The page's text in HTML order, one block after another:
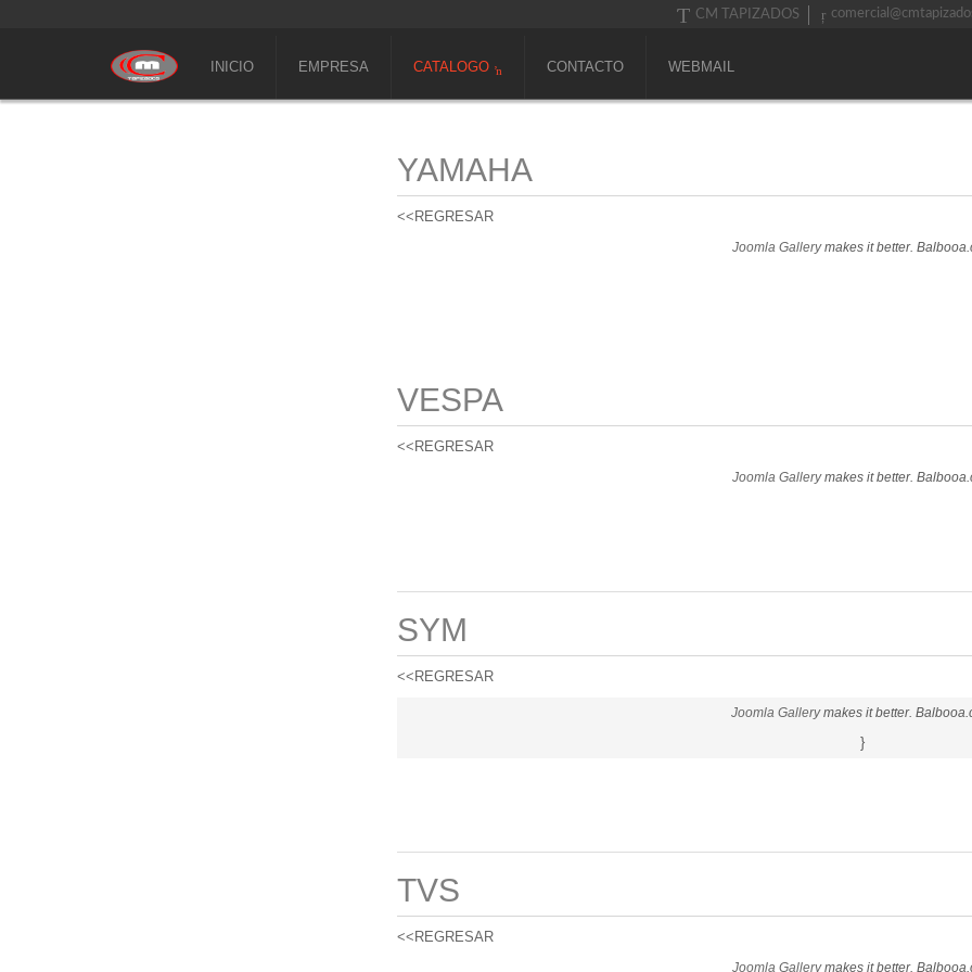
CM TAPIZADOS
INICIO EMPRESA CATALOGO CONTACTO WEBMAIL
YAMAHA
<<REGRESAR
Joomla Gallerymakes it better.
VESPA
<<REGRESAR
Joomla Gallerymakes it better.
SYM
<<REGRESAR
Joomla Gallerymakes it better.
}
TVS
<<REGRESAR
Joomla Gallerymakes it better.